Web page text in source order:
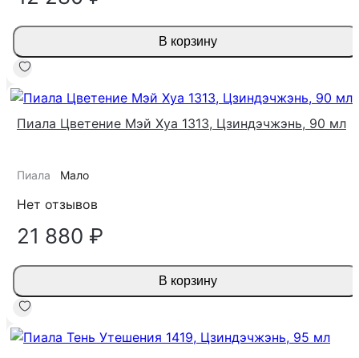
В корзину
Пиала Цветение Мэй Хуа 1313, Цзиндэчжэнь, 90 мл
Пиала Мало
Нет отзывов
21 880 ₽
В корзину